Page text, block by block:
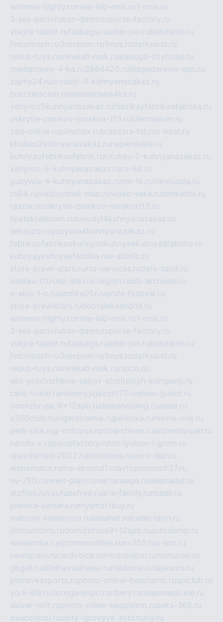
antenna-highly.ru mine-lab-msk.ru1-mus.ru
3-sex-porn.ruban-damn.rupurse-factory.ru
viagra-tablet.rufasbags.ruadler-jun.rubandamn.ru
fincontech.ru3sexporn.ru1mus.rudarksand.ru
rebus-toys.ru minelab-msk.rualabuga-cityhotel.ru
medsprawo-4-ka.ru2864420.rublagodarenie-spb.ru
zajmy24.rutovudyi-4-kuhnyanazakaz.ru
brazzerscom.ru medsprawo4ka.ru
xehyroo5kuhnyanazakaz.rufabrikayfabrikaefabrika.ru
vskrytie-zamkov-moskva-113.rubiletnadom.ru
zed-online.rupimchax.rubrazzers-hd.ruz-host.ru
kitubeu2kuhnyanazakaz.ru naperekate.ru
kuhnyaofabrikaufabrik.rukitubeu-2-kuhnyanazakaz.ru
xehyroo-5-kuhnyanazakaz.rucs-68.ru
guzywia-4-kuhnyanazakaz.ru mir-tk.ruvlknrussia.ru
cs68.ruvladivostok-map.ruvideo-seks.rubankaribi.ru
raszar.ruvskrytie-zamkov-moskva113.ru
lipetsktelecom.rutovudyi4kuhnyanazakaz.ru
seksuzb.ruguzywia4kuhnyanazakaz.ru
fabrikaofabrikaokuhny.rukuhnyaekuhnyaafabrika.ru
kuhnyaykuhnyayfabrika.rue-abis1c.ru
store-brawl-stars.rukts-services.rudark-sand.ru
sindika-01.rusp-life.rux-legion.rusib-archives.ru
e-abis-1-c.rusindika01.ruvenda-festival.ru
store-brawlstars.rudooraleksandria.ru
antenna-highly.ru mine-lab-msk.ru1-mus.ru
3-sex-porn.ruban-damn.rupurse-factory.ru
viagra-tablet.rufasbags.ruadler-jun.rubandamn.ru
fincontech.ru3sexporn.ru1mus.rudarksand.ru
rebus-toys.ru minelab-msk.ru rtdco.ru
seo-prodvizhenie-sajtov-stroitelnyh-kompanij.ru
card-voice.ru rulonnyygazon177.rusnow-guard.ru
domizbrusa-9x12spb.rudemaholding.ruaalse.ru
a380club.ruargentinamia.ruperkoka.ru movie-one.ru
perk-oka.rug-octopus.rusibarchives.ruandreislyusar.ru
naruto-x.rupursefactory.rutor-lyubov-i-grom.ru
spayderhed-2022.ru movieone.ruevro-dez.ru
webamator.ru ma-absolut1.ruavtopomosch27.ru
nv-750.ru news-plain.ru nertansaga.rudelanalad.ru
dizfiles.ruyoutubefree.ruaria-family.ru roadli.ru
planeta-samara.ru mysmartbuy.ru
matrasy-kemerovo.ruashanet.rutrade-farm.ru
dotcustoms.rudomizbrusa9x12spb.ruautodamp.ru
narasimha.rudjcommodities.ru nv750.rux-ton.ru
newsplain.rucardvoice.ru modopaper.ru manunae.ru
gbget.rualfeihavsalnassr.ru madoma.rutajuncos.ru
petrovkasports.ruporno-online-besplatno.rusplclub.ru
york-life.rudoroga-expo.ru ribery.rucleanmedicine.ru
slovar-ivrit.ruporno-video-besplatno.ruseks-365.ru
ovucontrol.rusloty-igrovyye-avtomaty.ru